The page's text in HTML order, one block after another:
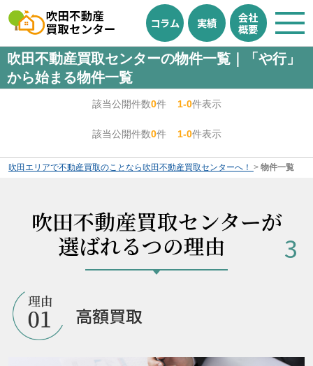
コラム 実績
会社
概要
吹田不動産買取センターの物件一覧｜「や行」
から始まる物件一覧
該当公開件数0件1-0件表示
該当公開件数0件1-0件表示
吹田エリアで不動産買取のことなら吹田不動産買取センターへ！ > 物件一覧
吹田不動産買取センターが
選ばれる
3
つの理由
高額買取